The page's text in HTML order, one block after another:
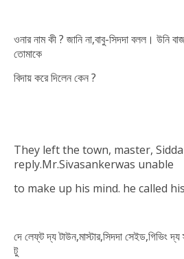
ওনার নাম কী ? জানি না,বাবু-সিদদা বলল। উনি
তোমাকে
বিদায় করে দিলেন কেন ?
They left the town, master,
reply.Mr.Sivasankerwas unable
to make up his mind. he called
দে লেফ্‌ট দ্য টাউন,মাস্টার,সিদদা সেইড,গিভিং
টু